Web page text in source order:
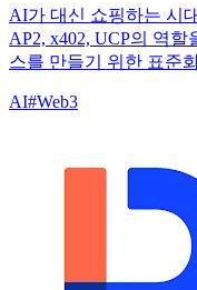
AI가 대신 쇼핑하는 시
AP2, x402, UCP의 역
스를 만들기 위한 표준
AI#Web3